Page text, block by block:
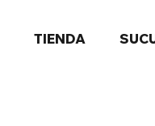
TIENDA